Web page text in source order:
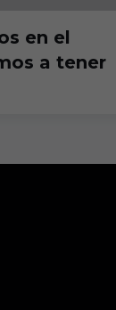
en el
a tener